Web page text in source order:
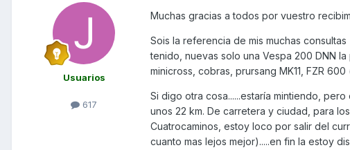
Usuarios
617
Muchas gracias a todos por vuestro
Sois la referencia de mis muchas
tenido, nuevas solo una Vespa 200 DNN
minicross, cobras, prursang MK11, FZR 600
Si digo otra cosa......estaría mintiendo,
unos 22 km. De carretera y ciudad, para
Cuatrocaminos, estoy loco por salir del
cuanto mas lejos mejor).....en fin la estoy